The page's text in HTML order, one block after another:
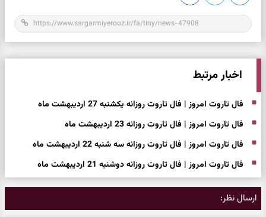
اخبار مرتبط
فال تاروت امروز | فال تاروت روزانه یکشنبه 27 اردیبهشت ماه
فال تاروت امروز | فال تاروت روزانه 23 اردیبهشت ماه
فال تاروت امروز | فال تاروت روزانه سه شنبه 22 اردیبهشت ماه
فال تاروت امروز | فال تاروت روزانه دوشنبه 21 اردیبهشت ماه
ارسال نظر: